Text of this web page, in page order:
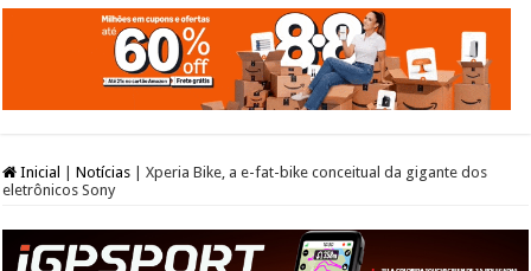
Inicial Notícias
Xperia Bike, a e-fat-bike conceitual da gigante dos
eletrônicos Sony